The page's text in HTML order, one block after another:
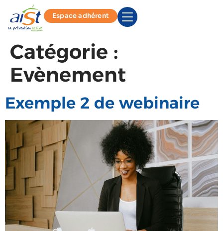
Espace adhérent
Catégorie :
Evènement
Exemple 2 de webinaire